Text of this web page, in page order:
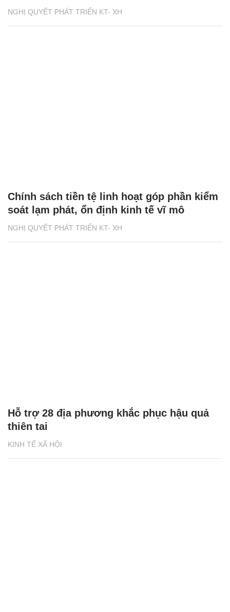
NGHỊ QUYẾT PHÁT TRIỂN KT- XH
NGHỊ QUYẾT PHÁT TRIỂN KT- XH
Chính sách tiền tệ linh hoạt góp phần kiểm
soát lạm phát, ổn định kinh tế vĩ mô
KINH TẾ XÃ HỘI
Hỗ trợ 28 địa phương khắc phục hậu quả
thiên tai